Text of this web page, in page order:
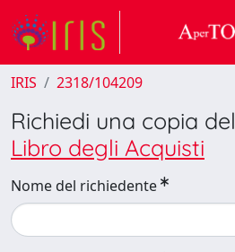
IRIS 2318/104209
Richiedi una copia
Libro degli Acquisti
Nome del richiedente